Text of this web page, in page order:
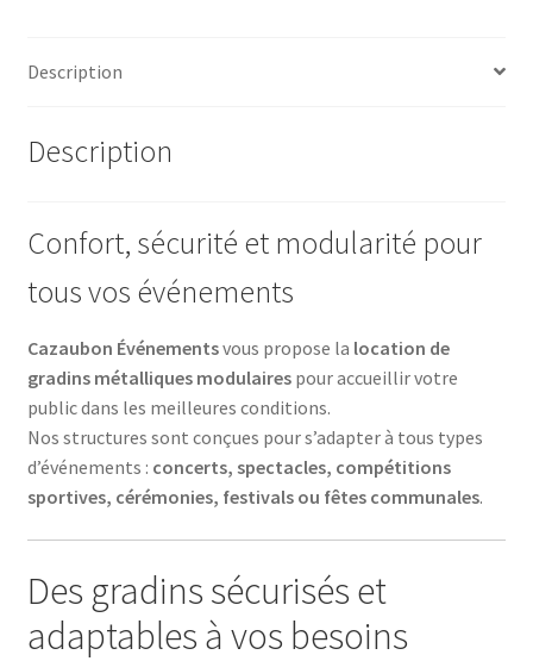
Description
Description
Confort, sécurité et modularité pour
tous vos événements
Cazaubon Événementsvous propose la location de
gradins métalliques modulairespour accueillir votre
public dans les meilleures conditions.
Nos structures sont conçues pour s’adapter à tous types
d’événements : concerts, spectacles, compétitions
sportives, cérémonies, festivals ou fêtes communales.
Des gradins sécurisés et
adaptables à vos besoins